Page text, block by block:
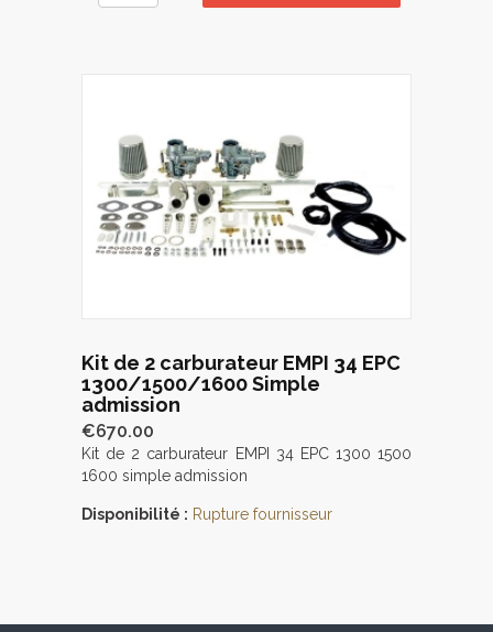
Kit de 2 carburateur EMPI 34 EPC
1300/1500/1600 Simple
admission
€670.00
Kit de 2 carburateur EMPI 34 EPC 1300 1500
1600 simple admission
Disponibilité : Rupture fournisseur